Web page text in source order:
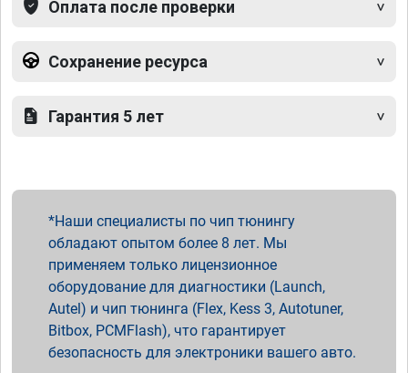
Оплата после проверки
Сохранение ресурса
Гарантия 5 лет
Наши специалисты по чип тюнингу
обладают опытом более 8 лет. Мы
применяем только лицензионное
оборудование для диагностики (Launch,
Autel) и чип тюнинга (Flex, Kess 3, Autotuner,
Bitbox, PCMFlash), что гарантирует
безопасность для электроники вашего авто.